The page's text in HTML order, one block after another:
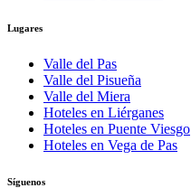
Lugares
Valle del Pas
Valle del Pisueña
Valle del Miera
Hoteles en Liérganes
Hoteles en Puente Viesgo
Hoteles en Vega de Pas
Síguenos